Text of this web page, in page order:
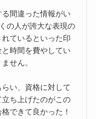
間違った情報がい
の人が誇大な表現の
ているといった印
時間を費やしてい
せん。
い、資格に対して
ち上げたのがこの
できて良かった！